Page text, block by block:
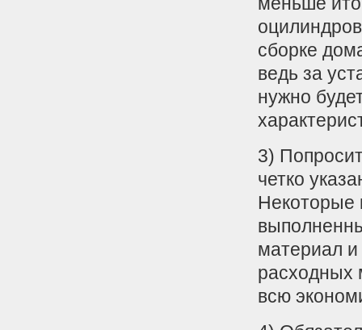
сборке
ведь за
нужно
3)
четко
Некоторые
материал и
расходных
всю